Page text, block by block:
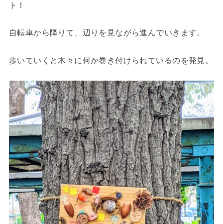
ト！
自転車から降りて、辺りを見ながら進んでいきます。
歩いていくと木々に何か巻き付けられているのを発見。